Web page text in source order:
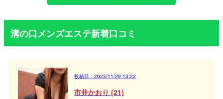
溝の口メンズエステ新着口コミ
投稿日：2023/11/29 13:22
市井かおり (21)